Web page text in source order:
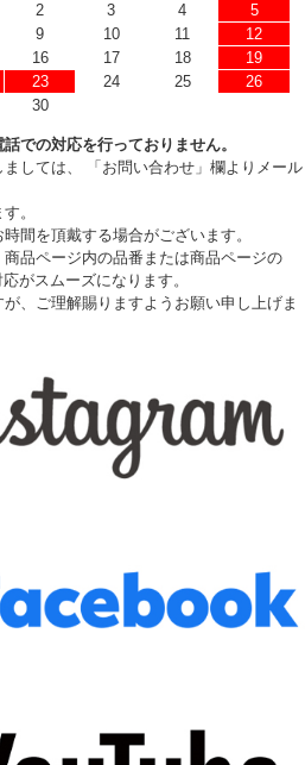
2 3 4
5
9 10 11
12
16 17 18
19
23 24 25
26
30
での対応を行っておりません。
しては、 「お問い合わせ」欄よりメール
。
間を頂戴する場合がございます。
品ページ内の品番または商品ページの
がスムーズになります。
、ご理解賜りますようお願い申し上げま